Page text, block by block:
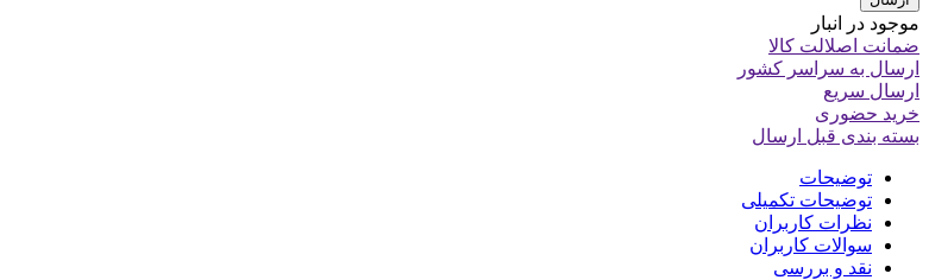
موجود در انبار
ضمانت اصلالت کالا
ارسال به سراسر کشور
ارسال سریع
خرید حضوری
بسته بندی قبل ارسال
توضیحات
توضیحات تکمیلی
نظرات کاربران
سوالات کاربران
نقد و بررسی